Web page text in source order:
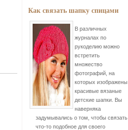
Как связать шапку спицами
В различных
журналах по
рукоделию можно
встретить
множество
фотографий, на
которых изображены
красивые вязаные
детские шапки. Вы
наверняка
задумывались о том, чтобы связать
что-то подобное для своего